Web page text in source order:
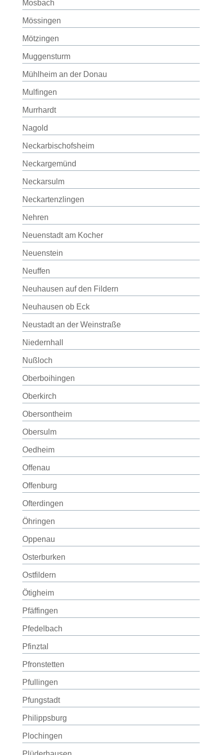
Mosbach
Mössingen
Mötzingen
Muggensturm
Mühlheim an der Donau
Mulfingen
Murrhardt
Nagold
Neckarbischofsheim
Neckargemünd
Neckarsulm
Neckartenzlingen
Nehren
Neuenstadt am Kocher
Neuenstein
Neuffen
Neuhausen auf den Fildern
Neuhausen ob Eck
Neustadt an der Weinstraße
Niedernhall
Nußloch
Oberboihingen
Oberkirch
Obersontheim
Obersulm
Oedheim
Offenau
Offenburg
Ofterdingen
Öhringen
Oppenau
Osterburken
Ostfildern
Ötigheim
Pfäffingen
Pfedelbach
Pfinztal
Pfronstetten
Pfullingen
Pfungstadt
Philippsburg
Plochingen